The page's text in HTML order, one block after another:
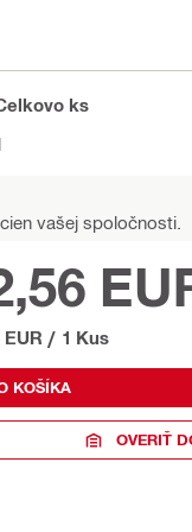
ks
vašej spoločnosti.
EUR / 1 Kus
KOŠÍKA
OVERIŤ